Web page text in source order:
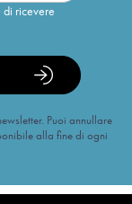
ricevere
Puoi annullare
alla fine di ogni